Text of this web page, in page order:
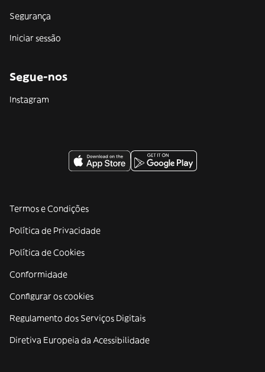
Segurança
Iniciar sessão
Segue-nos
Instagram
Termos e Condições
Política de Privacidade
Política de Cookies
Conformidade
Configurar os cookies
Regulamento dos Serviços Digitais
Diretiva Europeia da Acessibilidade